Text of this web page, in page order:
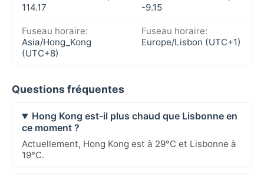
114.17
-9.15
Fuseau horaire:
Asia/Hong_Kong
(UTC+8)
Fuseau horaire:
Europe/Lisbon (UTC+1)
Questions fréquentes
Hong Kong est-il plus chaud que Lisbonne en
ce moment ?
Actuellement, Hong Kong est à 29°C et Lisbonne à
19°C.